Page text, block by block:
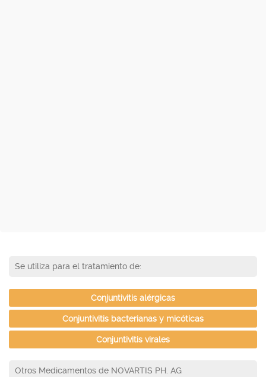
Se utiliza para el tratamiento de:
Conjuntivitis alérgicas
Conjuntivitis bacterianas y micóticas
Conjuntivitis virales
Otros Medicamentos de NOVARTIS PH. AG